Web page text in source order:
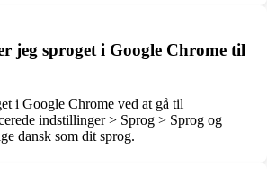
jeg sproget i Google Chrome til
i Google Chrome ved at gå til
indstillinger > Sprog > Sprog og
dansk som dit sprog.